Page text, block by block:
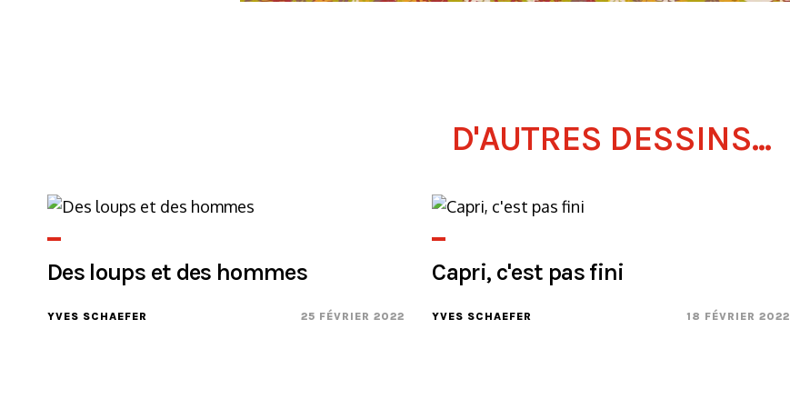
D'AUTRES DESSINS...
Des loups et des hommes
YVES SCHAEFER 25 FÉVRIER 2022
Capri, c'est pas fini
YVES SCHAEFER 18 FÉVRIER 2022